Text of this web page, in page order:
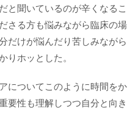
と聞いているのが辛くなるこ
さる方も悩みながら臨床の場
だけが悩んだり苦しみながら
りホッとした。
についてこのように時間をか
要性も理解しつつ自分と向き